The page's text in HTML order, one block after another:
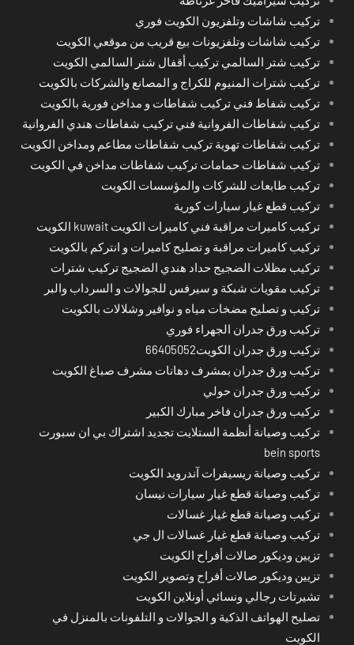
تركيب شاشات وتلفزيون الكويت فوري
تركيب شاشات وتلفزيونات بيع قريب من موقعي الكويت
تركيب شتر السالمي تركيب أقفال شتر السالمي الكويت
تركيب شترات المنيوم للكراج و المصانع والشركات بالكويت
تركيب شفاط فني تركيب شفاطات و مداخن فورية بالكويت
تركيب شفاطات الفروانية فني تركيب شفاطات هندي الفروانية
تركيب شفاطات تهوية تركيب شفاطات مطاعم ومداخن الكويت
تركيب شفاطات حمامات تركيب شفاطات مداخن في الكويت
تركيب طابعات للشركات والمؤسسات الكويت
تركيب قطع غيار سيارات كورية
تركيب كاميرات مراقبة فني كاميرات الكويت kuwait الكويت
تركيب كاميرات مراقبة و تصليح كاميرات و انتركم بالكويت
تركيب مظلات الضجيج حداد هندي الضجيج تركيب شترات
تركيب مقويات شبكة و سيرفس للجوالات و السرداب والبر
تركيب و تصليح مضخات مياه و نوافير وشلالات بالكويت
تركيب ورق جدران الجهراء فوري
تركيب ورق جدران الكويت66405052
تركيب ورق جدران بمشرف دهانات مشرف صباغ الكويت
تركيب ورق جدران حولي
تركيب ورق جدران فاخر مبارك الكبير
تركيب وصيانة أنظمة الستلايت تجديد اشتراك بي ان سبورت
bein sports
تركيب وصيانة ريسيفرات آندرويد الكويت
تركيب وصيانة قطع غيار سيارات نيسان
تركيب وصيانة قطع غيار غسالات
تركيب وصيانة قطع غيار غسالات ال جي
تزيين وديكور صالات أفراح الكويت
تزيين وديكور صالات أفراح وتصوير الكويت
تشيرتات رجالي ونسائي أونلاين الكويت
تصليح الهواتف الذكية و الجوالات و التلفونات بالمنزل في
الكويت